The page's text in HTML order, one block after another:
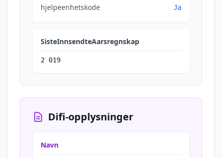
hjelpeenhetskode Ja
SisteInnsendteAarsregnskap
2 019
Difi-opplysninger
Navn